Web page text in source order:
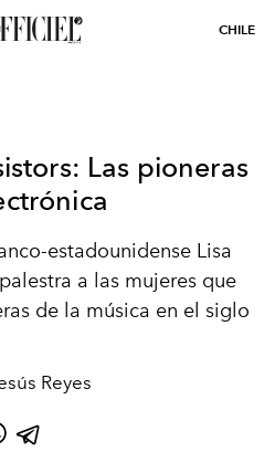
CHILE
Las pioneras
estadounidense Lisa
a las mujeres que
de la música en el siglo
Reyes